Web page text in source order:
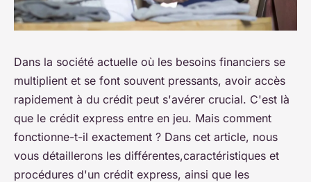
Dans la société actuelle où les besoins financiers se
multiplient et se font souvent pressants, avoir accès
rapidement à du crédit peut s'avérer crucial. C'est là
que le crédit express entre en jeu. Mais comment
fonctionne-t-il exactement ? Dans cet article, nous
vous détaillerons les différentes,caractéristiques et
procédures d'un crédit express, ainsi que les